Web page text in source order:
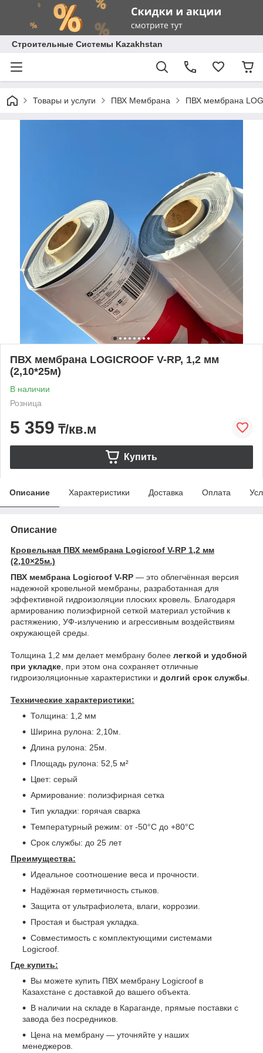
Строительные Системы Kazakhstan
Товары и услуги ПВХ Мембрана ПВХ мембрана
ПВХ мембрана LOGICROOF V-RP, 1,2 мм
(2,10*25м)
В наличии
Розница
5 359 ₸/кв.м
Купить
Описание Характеристики Доставка Оплата
Описание
Кровельная ПВХ мембрана Logicroof V-RP 1,2 мм
(2,10×25м.)
ПВХ мембрана Logicroof V-RP — это облегчённая версия
надежной кровельной мембраны, разработанная для
эффективной гидроизоляции плоских кровель. Благодаря
армированию полиэфирной сеткой материал устойчив к
растяжению, УФ-излучению и агрессивным воздействиям
окружающей среды.
Толщина 1,2 мм делает мембрану более легкой и удобной
при укладке , при этом она сохраняет отличные
гидроизоляционные характеристики и долгий срок службы
Технические характеристики:
Толщина: 1,2 мм
Ширина рулона: 2,10м.
Длина рулона: 25м.
Площадь рулона: 52,5 м²
Цвет: серый
Армирование: полиэфирная сетка
Тип укладки: горячая сварка
Температурный режим: от -50°C до +80°C
Срок службы: до 25 лет⠀
Преимущества:
Идеальное соотношение веса и прочности.
Надёжная герметичность стыков.
Защита от ультрафиолета, влаги, коррозии.
Простая и быстрая укладка.
Совместимость с комплектующими системами
Logicroof.
Где купить:
Вы можете купить ПВХ мембрану Logicroof в
Казахстане с доставкой до вашего объекта.
В наличии на складе в Караганде, прямые поставки с
завода без посредников.
Цена на мембрану — уточняйте у наших
менеджеров.